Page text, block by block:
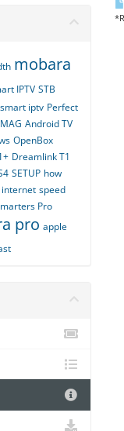
mobara
IPTV STB
smart iptv Perfect
MAG Android TV
OpenBox
Dreamlink T1
SETUP how
internet speed
Pro
pro apple